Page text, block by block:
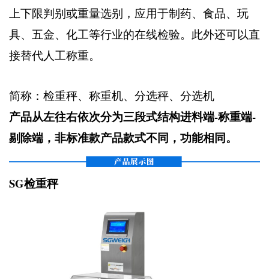
上下限判别或重量选别，应用于制药、食品、玩
具、五金、化工等行业的在线检验。此外还可以直
接替代人工称重。
简称：检重秤、称重机、分选秤、分选机
产品从左往右依次分为三段式结构进料端-称重端-
剔除端，非标准款产品款式不同，功能相同。
SG检重秤